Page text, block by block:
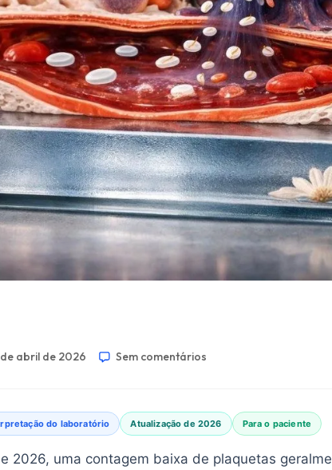
de abril de 2026 Sem comentários
do laboratório Atualização de 2026 Para o paciente
2026, uma contagem baixa de plaquetas